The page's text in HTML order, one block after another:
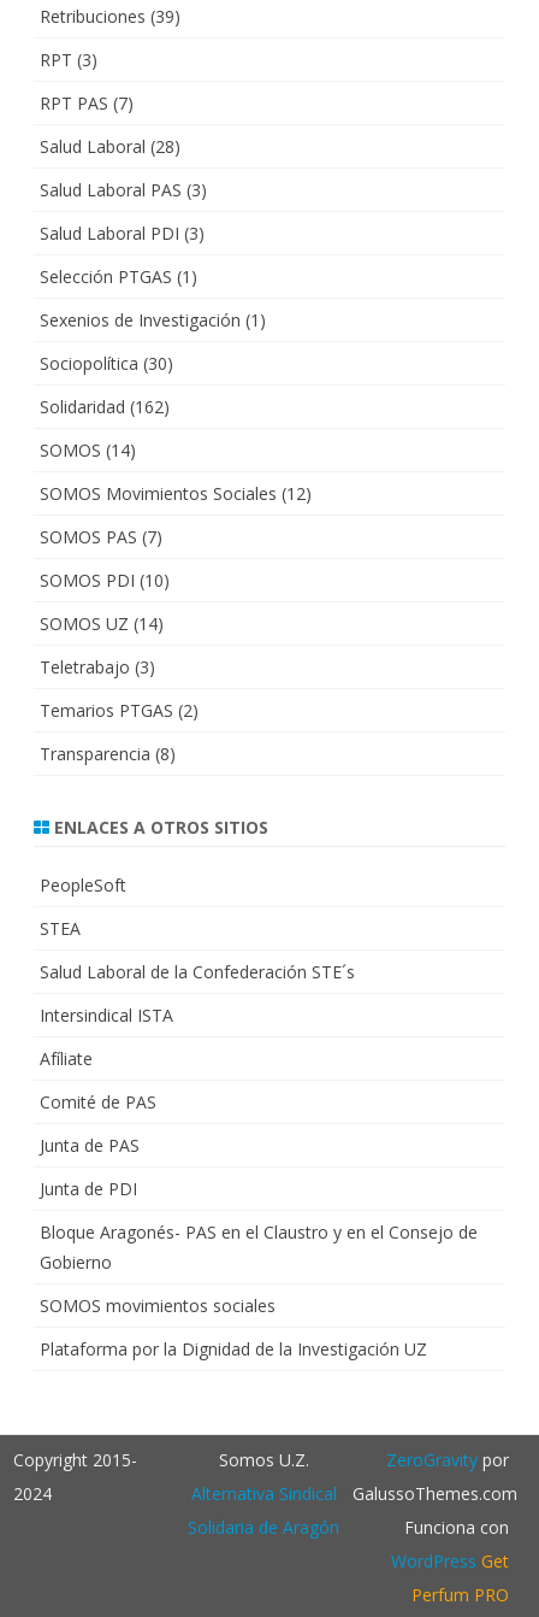
Retribuciones (39)
RPT (3)
RPT PAS (7)
Salud Laboral (28)
Salud Laboral PAS (3)
Salud Laboral PDI (3)
Selección PTGAS (1)
Sexenios de Investigación (1)
Sociopolítica (30)
Solidaridad (162)
SOMOS (14)
SOMOS Movimientos Sociales (12)
SOMOS PAS (7)
SOMOS PDI (10)
SOMOS UZ (14)
Teletrabajo (3)
Temarios PTGAS (2)
Transparencia (8)
ENLACES A OTROS SITIOS
PeopleSoft
STEA
Salud Laboral de la Confederación STE´s
Intersindical ISTA
Afíliate
Comité de PAS
Junta de PAS
Junta de PDI
Bloque Aragonés- PAS en el Claustro y en el Consejo de
Gobierno
SOMOS movimientos sociales
Plataforma por la Dignidad de la Investigación UZ
Copyright 2015-
2024
Somos U.Z.
Alternativa Sindical
Solidaria de Aragón
ZeroGravitypor
GalussoThemes.com
Funciona con
WordPress Get
Perfum PRO